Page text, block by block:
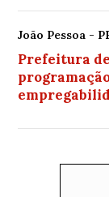
João Pessoa -
Prefeitura